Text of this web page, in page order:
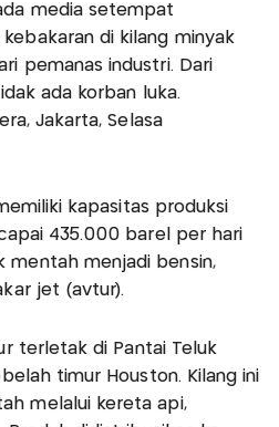
media setempat
di kilang minyak
pemanas industri. Dari
ada korban luka.
Jakarta, Selasa
kapasitas produksi
435.000 barel per hari
mentah menjadi bensin,
jet (avtur).
terletak di Pantai Teluk
timur Houston. Kilang ini
melalui kereta api,